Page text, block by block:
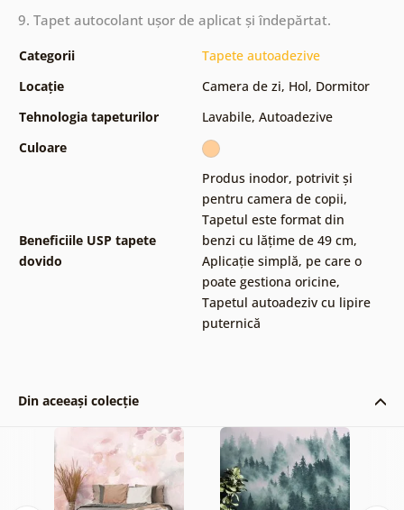
9. Tapet autocolant ușor de aplicat și îndepărtat.
Categorii
Tapete autoadezive
Locație
Camera de zi, Hol, Dormitor
Tehnologia tapeturilor
Lavabile, Autoadezive
Culoare
Beneficiile USP tapete
dovido
Produs inodor, potrivit și
pentru camera de copii,
Tapetul este format din
benzi cu lățime de 49 cm,
Aplicație simplă, pe care o
poate gestiona oricine,
Tapetul autoadeziv cu lipire
puternică
Din aceeași colecție